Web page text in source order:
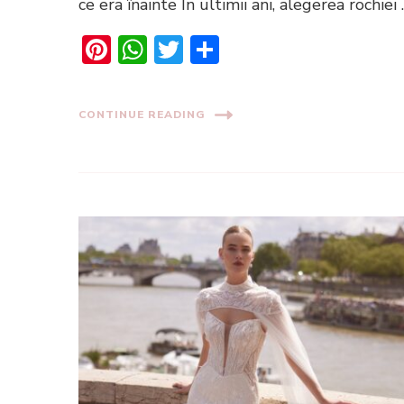
ce era înainte În ultimii ani, alegerea rochiei
Pinterest
WhatsApp
Twitter
CONTINUE READING